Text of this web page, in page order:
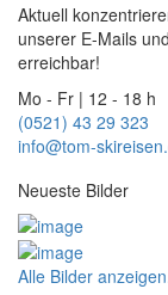
Aktuell
unserer E-Mails
erreichbar!
Mo - Fr | 12 - 18 h
(0521) 43 29 323
info@tom-
Neueste Bilder
Alle Bilder